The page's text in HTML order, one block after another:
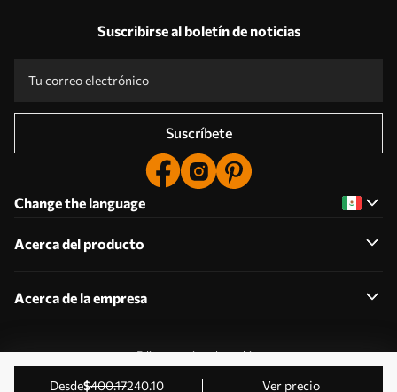
desde$400.17240.10 Ver precio
Suscribirse al boletín de noticias
Suscríbete
Change the language
Acerca del producto
Acerca de la empresa
Editar permisos de cookies
2011-2026 Uwalls . Todos los derechos reservados.